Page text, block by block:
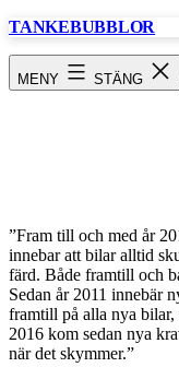
Hoppa
TANKEBUBBLOR
MENY STÄNG
Trafik /
”Fram till och med år
innebar att bilar alltid
färd. Både framtill och
Sedan år 2011 innebär
framtill på alla nya
2016 kom sedan nya
när det skymmer.”